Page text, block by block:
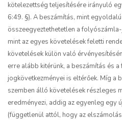
kötelezettség teljesítésére irányuló
6:49. §). A beszámítás, mint
összeegyeztethetetlen a
mint az egyes követelések feletti
követelések külön való
erre alább kitérünk, a beszámítás és
jogkövetkezményei is eltérőek. Míg a
szemben álló követelések részleges
eredményezi, addig az egyenleg egy
(függetlenül attól, hogy az